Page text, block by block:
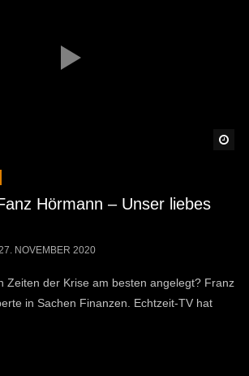
Hörmann – Unser liebes
NOVEMBER 2020
Zeiten der Krise am besten angelegt? Franz
in Sachen Finanzen. Echtzeit-TV hat